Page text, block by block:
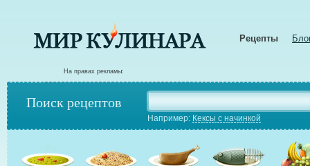
Рецепты
На правах рекламы:
Поиск рецептов
Например: Кексы с начинкой